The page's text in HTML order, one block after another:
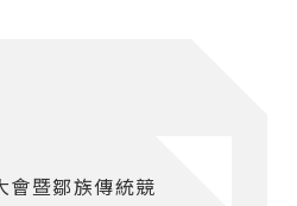
暨鄒族傳統競技比